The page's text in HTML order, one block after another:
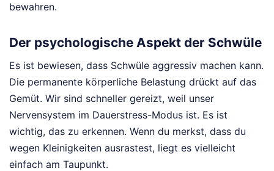
bewahren.
Der psychologische Aspekt der Schwüle
Es ist bewiesen, dass Schwüle aggressiv machen kann.
Die permanente körperliche Belastung drückt auf das
Gemüt. Wir sind schneller gereizt, weil unser
Nervensystem im Dauerstress-Modus ist. Es ist
wichtig, das zu erkennen. Wenn du merkst, dass du
wegen Kleinigkeiten ausrastest, liegt es vielleicht
einfach am Taupunkt.